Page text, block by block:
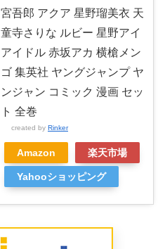
宮吾郎 アクア 星野瑠美衣 天
童寺さりな ルビー 星野アイ
アイドル 赤坂アカ 横槍メン
ゴ 集英社 ヤングジャンプ ヤ
ンジャン コミック 漫画 セッ
ト 全巻
created by Rinker
Amazon 楽天市場
Yahooショッピング